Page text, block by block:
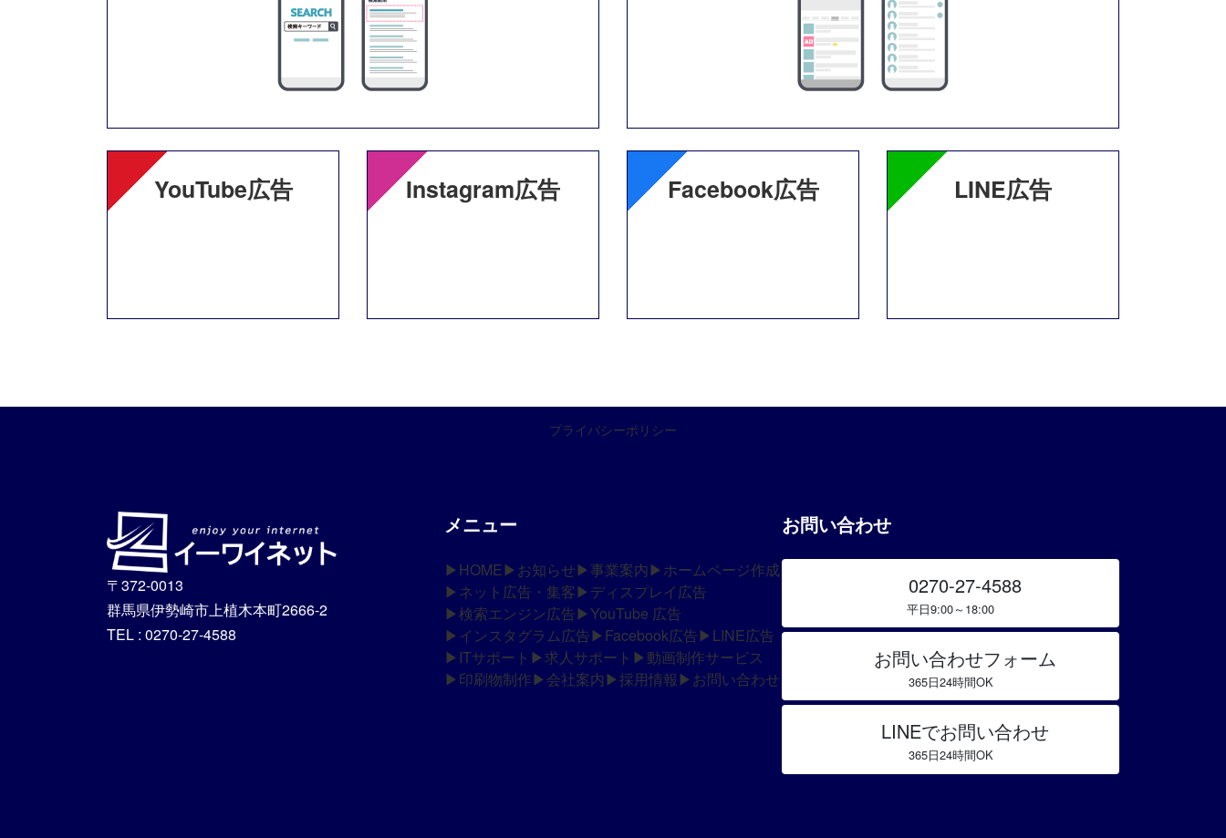
YouTube広告 Instagram広告 Facebook広告 LINE広告
プライバシーポリシー
〒372-0013
群馬県伊勢崎市上植木本町2666-2
TEL : 0270-27-4588
メニュー
▶HOME▶お知らせ▶事業案内 ▶ホームページ作成
▶ネット広告・集客▶ディスプレイ広告
▶検索エンジン広告▶YouTube 広告
▶インスタグラム広告▶Facebook広告▶LINE広告
▶ITサポート ▶求人サポート ▶動画制作サービス
▶印刷物制作▶会社案内 ▶採用情報 ▶お問い合わせ
お問い合わせ
0270-27-4588
平日9:00～18:00
お問い合わせフォーム
365日24時間OK
LINEでお問い合わせ
365日24時間OK